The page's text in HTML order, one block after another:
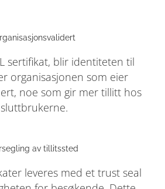
sertifikat, blir identiteten til
organisasjonen som eier
noe som gir mer tillitt hos
sluttbrukerne.
av tillitssted
leveres med et trust seal